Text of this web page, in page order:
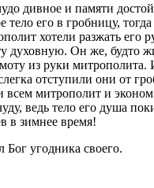
дивное и памяти
тело его в гробницу,
хотели разжать его
духовную. Он же, будто
из руки митрополита.
отступили они от
всем митрополит и
ведь тело его душа
в зимнее время!
Бог угодника своего.